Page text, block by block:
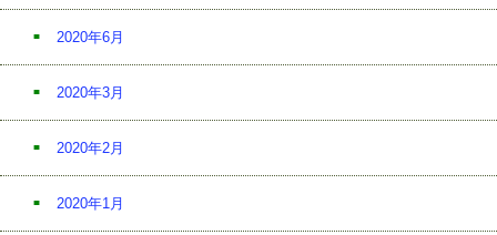
2020年6月
2020年3月
2020年2月
2020年1月